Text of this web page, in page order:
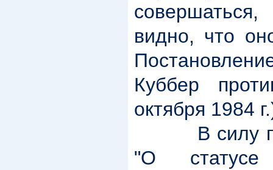
видно, что
Куббер
октября 1984
В силу п.
"О